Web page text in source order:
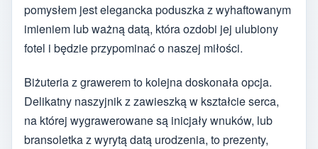
pomysłem jest elegancka poduszka z wyhaftowanym
imieniem lub ważną datą, która ozdobi jej ulubiony
fotel i będzie przypominać o naszej miłości.
Biżuteria z grawerem to kolejna doskonała opcja.
Delikatny naszyjnik z zawieszką w kształcie serca,
na której wygrawerowane są inicjały wnuków, lub
bransoletka z wyrytą datą urodzenia, to prezenty,